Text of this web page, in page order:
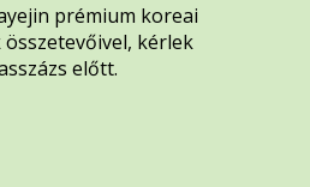
prémium koreai
kérlek
előtt.